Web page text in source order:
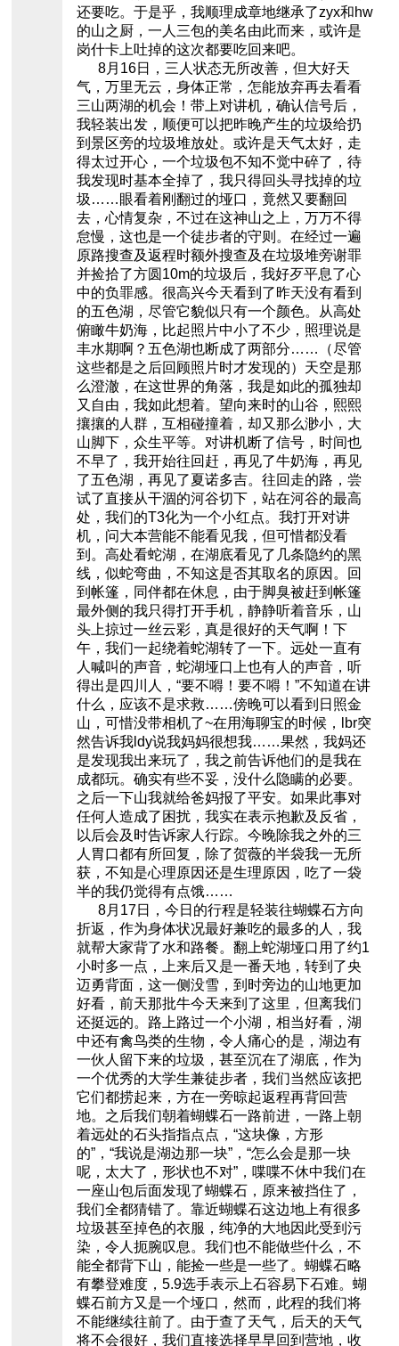
还要吃。于是乎，我顺理成章地继承了zyx和hw
的山之厨，一人三包的美名由此而来，或许是
岗什卡上吐掉的这次都要吃回来吧。
8月16日，三人状态无所改善，但大好天
气，万里无云，身体正常，怎能放弃再去看看
三山两湖的机会！带上对讲机，确认信号后，
我轻装出发，顺便可以把昨晚产生的垃圾给扔
到景区旁的垃圾堆放处。或许是天气太好，走
得太过开心，一个垃圾包不知不觉中碎了，待
我发现时基本全掉了，我只得回头寻找掉的垃
圾……眼看着刚翻过的垭口，竟然又要翻回
去，心情复杂，不过在这神山之上，万万不得
怠慢，这也是一个徒步者的守则。在经过一遍
原路搜查及返程时额外搜查及在垃圾堆旁谢罪
并捡拾了方圆10m的垃圾后，我好歹平息了心
中的负罪感。很高兴今天看到了昨天没有看到
的五色湖，尽管它貌似只有一个颜色。从高处
俯瞰牛奶海，比起照片中小了不少，照理说是
丰水期啊？五色湖也断成了两部分……（尽管
这些都是之后回顾照片时才发现的）天空是那
么澄澈，在这世界的角落，我是如此的孤独却
又自由，我如此想着。望向来时的山谷，熙熙
攘攘的人群，互相碰撞着，却又那么渺小，大
山脚下，众生平等。对讲机断了信号，时间也
不早了，我开始往回赶，再见了牛奶海，再见
了五色湖，再见了夏诺多吉。往回走的路，尝
试了直接从干涸的河谷切下，站在河谷的最高
处，我们的T3化为一个小红点。我打开对讲
机，问大本营能不能看见我，但可惜都没看
到。高处看蛇湖，在湖底看见了几条隐约的黑
线，似蛇弯曲，不知这是否其取名的原因。回
到帐篷，同伴都在休息，由于脚臭被赶到帐篷
最外侧的我只得打开手机，静静听着音乐，山
头上掠过一丝云彩，真是很好的天气啊！下
午，我们一起绕着蛇湖转了一下。远处一直有
人喊叫的声音，蛇湖垭口上也有人的声音，听
得出是四川人，“要不嘚！要不嘚！”不知道在讲
什么，应该不是求救……傍晚可以看到日照金
山，可惜没带相机了~在用海聊宝的时候，lbr突
然告诉我ldy说我妈妈很想我……果然，我妈还
是发现我出来玩了，我之前告诉他们的是我在
成都玩。确实有些不妥，没什么隐瞒的必要。
之后一下山我就给爸妈报了平安。如果此事对
任何人造成了困扰，我实在表示抱歉及反省，
以后会及时告诉家人行踪。今晚除我之外的三
人胃口都有所回复，除了贺薇的半袋我一无所
获，不知是心理原因还是生理原因，吃了一袋
半的我仍觉得有点饿……
8月17日，今日的行程是轻装往蝴蝶石方向
折返，作为身体状况最好兼吃的最多的人，我
就帮大家背了水和路餐。翻上蛇湖垭口用了约1
小时多一点，上来后又是一番天地，转到了央
迈勇背面，这一侧没雪，到时旁边的山地更加
好看，前天那批牛今天来到了这里，但离我们
还挺远的。路上路过一个小湖，相当好看，湖
中还有禽鸟类的生物，令人痛心的是，湖边有
一伙人留下来的垃圾，甚至沉在了湖底，作为
一个优秀的大学生兼徒步者，我们当然应该把
它们都捞起来，方在一旁晾起返程再背回营
地。之后我们朝着蝴蝶石一路前进，一路上朝
着远处的石头指指点点，“这块像，方形
的”，“我说是湖边那一块”，“怎么会是那一块
呢，太大了，形状也不对”，喋喋不休中我们在
一座山包后面发现了蝴蝶石，原来被挡住了，
我们全都猜错了。靠近蝴蝶石这边地上有很多
垃圾甚至掉色的衣服，纯净的大地因此受到污
染，令人扼腕叹息。我们也不能做些什么，不
能全都背下山，能捡一些是一些了。蝴蝶石略
有攀登难度，5.9选手表示上石容易下石难。蝴
蝶石前方又是一个垭口，然而，此程的我们将
不能继续往前了。由于查了天气，后天的天气
将不会很好，我们直接选择早早回到营地，收